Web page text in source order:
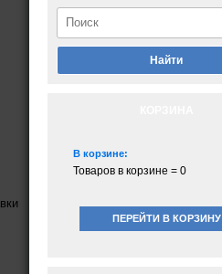
Найти
В корзине:
Товаров в корзине = 0
ПЕРЕЙТИ В КОРЗИНУ